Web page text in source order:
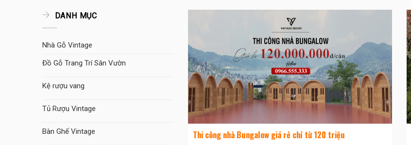
DANH MỤC
Nhà Gỗ Vintage
Đồ Gỗ Trang Trí Sân Vườn
Kệ rượu vang
Tủ Rượu Vintage
Bàn Ghế Vintage Thi công nhà Bungalow giá rẻ chỉ từ 120 triệu